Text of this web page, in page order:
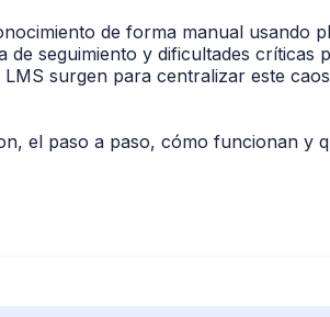
de forma manual usando
de seguimiento y dificultades críticas
LMS surgen para centralizar este
el paso a paso, cómo funcionan y